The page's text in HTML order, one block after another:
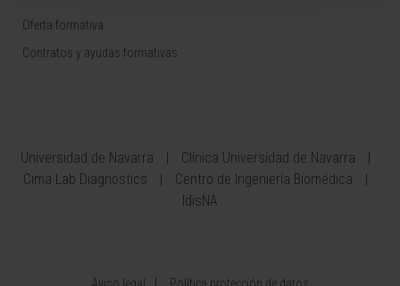
Oferta formativa
Contratos y ayudas formativas
Universidad de Navarra
Clínica Universidad de Navarra
Cima Lab Diagnostics
Centro de Ingeniería Biomédica
IdisNA